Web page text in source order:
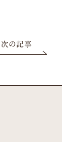
次の記事